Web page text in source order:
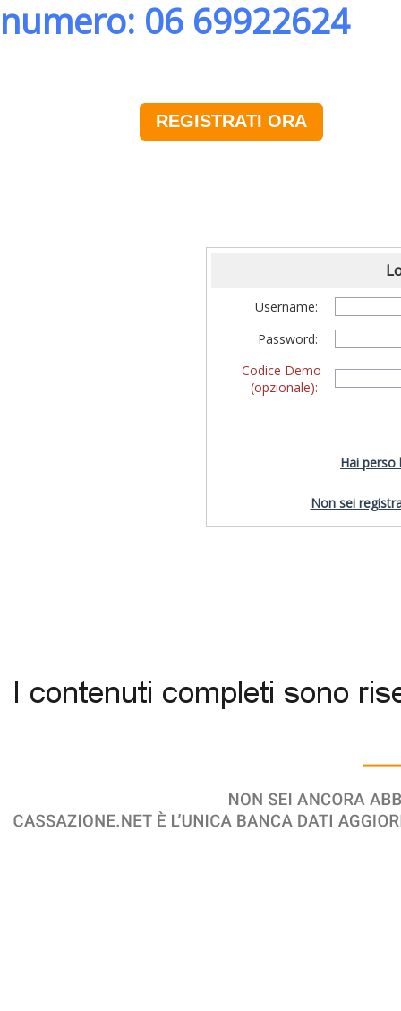
numero: 06 69922624
REGISTRATI ORA
Username:
Password:
Codice Demo
(opzionale):
Hai perso
Non sei